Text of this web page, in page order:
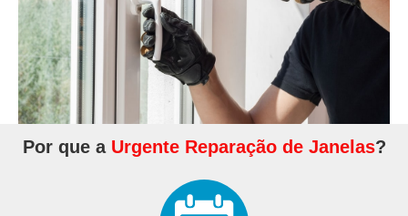
Por que a Urgente Reparação de Janelas?